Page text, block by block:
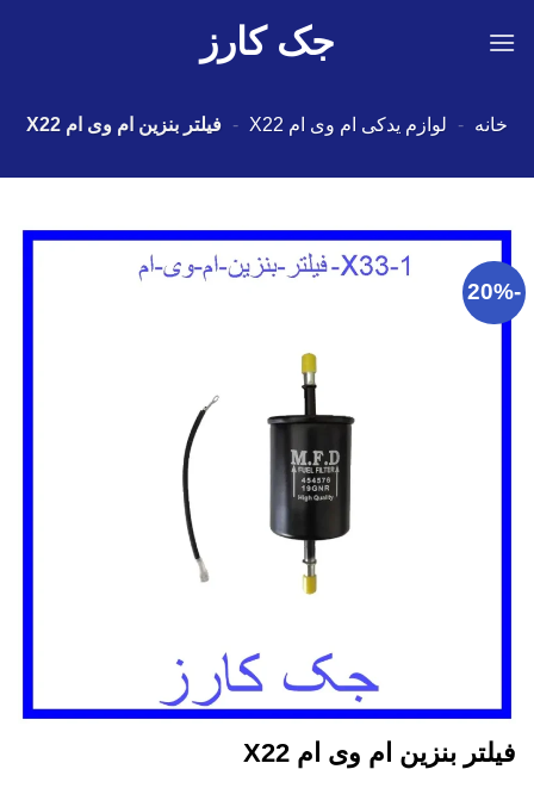
جک کارز
خانه - لوازم یدکی ام وی ام X22 - فیلتر بنزین ام وی ام X22
-20%
فیلتر بنزین ام وی ام X22